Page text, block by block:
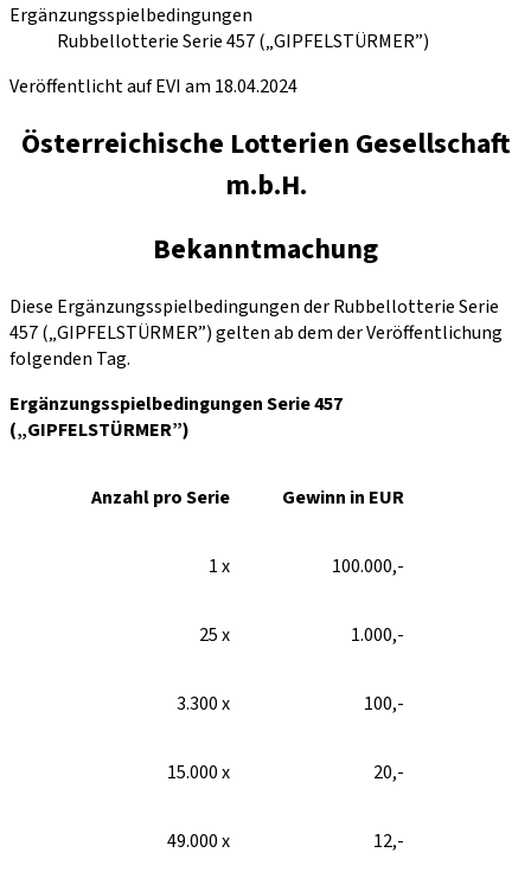
Ergänzungsspielbedingungen
Rubbellotterie Serie 457 („GIPFELSTÜRMER”)
Veröffentlicht auf EVI am 18.04.2024
Österreichische Lotterien Gesellschaft
m.b.H.
Bekanntmachung
Diese Ergänzungsspielbedingungen der Rubbellotterie Serie
457 („GIPFELSTÜRMER”) gelten ab dem der Veröffentlichung
folgenden Tag.
Ergänzungsspielbedingungen Serie 457
(„GIPFELSTÜRMER”)
Anzahl pro Serie Gewinn in EUR
1 x 100.000,-
25 x 1.000,-
3.300 x 100,-
15.000 x 20,-
49.000 x 12,-